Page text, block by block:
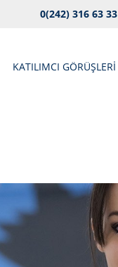
0(242) 316 63 33
KATILIMCI GÖRÜŞLERİ